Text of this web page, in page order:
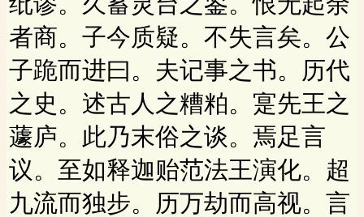
者商。子今质疑。不失言矣。公
子跪而进曰。夫记事之书。历代
之史。述古人之糟粕。寔先王之
蘧庐。此乃末俗之谈。焉足言
议。至如释迦贻范法王演化。超
九流而独步。历万劫而高视。言